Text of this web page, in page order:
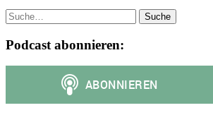
Suche
Podcast abonnieren: